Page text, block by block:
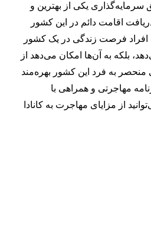
سرمایه‌گذاری یکی از بهترین و
اقامت دائم در این کشور
افراد فرصت زندگی در یک کشور
بلکه به آن‌ها امکان می‌دهد از
به فرد این کشور بهره‌مند
مهاجرتی و همراهی با
از مزایای مهاجرت به کانادا